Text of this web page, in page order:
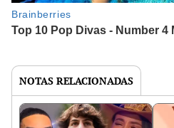
NOTAS RELACIONADAS